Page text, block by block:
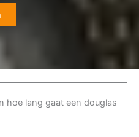
hoe lang gaat een douglas